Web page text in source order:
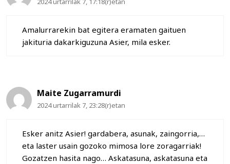
Amalurrarekin bat egitera eramaten gaituen
jakituria dakarkiguzuna Asier, mila esker.
Maite Zugarramurdi
2024 urtarrilak 7, 23:28(r)etan
Esker anitz Asier! gardabera, asunak, zaingorria,…
eta laster usain gozoko mimosa lore zoragarriak!
Gozatzen hasita nago… Askatasuna, askatasuna eta